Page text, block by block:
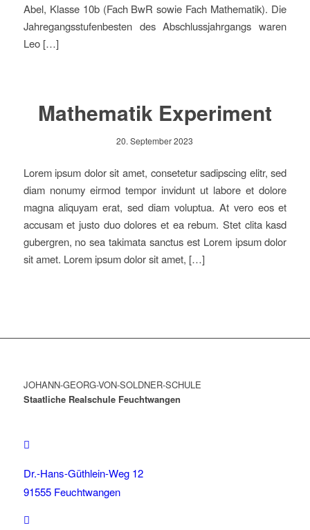
Abel, Klasse 10b (Fach BwR sowie Fach Mathematik). Die
Jahregangsstufenbesten des Abschlussjahrgangs waren
Leo […]
Mathematik Experiment
20. September 2023
Lorem ipsum dolor sit amet, consetetur sadipscing elitr, sed
diam nonumy eirmod tempor invidunt ut labore et dolore
magna aliquyam erat, sed diam voluptua. At vero eos et
accusam et justo duo dolores et ea rebum. Stet clita kasd
gubergren, no sea takimata sanctus est Lorem ipsum dolor
sit amet. Lorem ipsum dolor sit amet, […]
JOHANN-GEORG-VON-SOLDNER-SCHULE
Staatliche Realschule Feuchtwangen
Dr.-Hans-Güthlein-Weg 12
91555 Feuchtwangen